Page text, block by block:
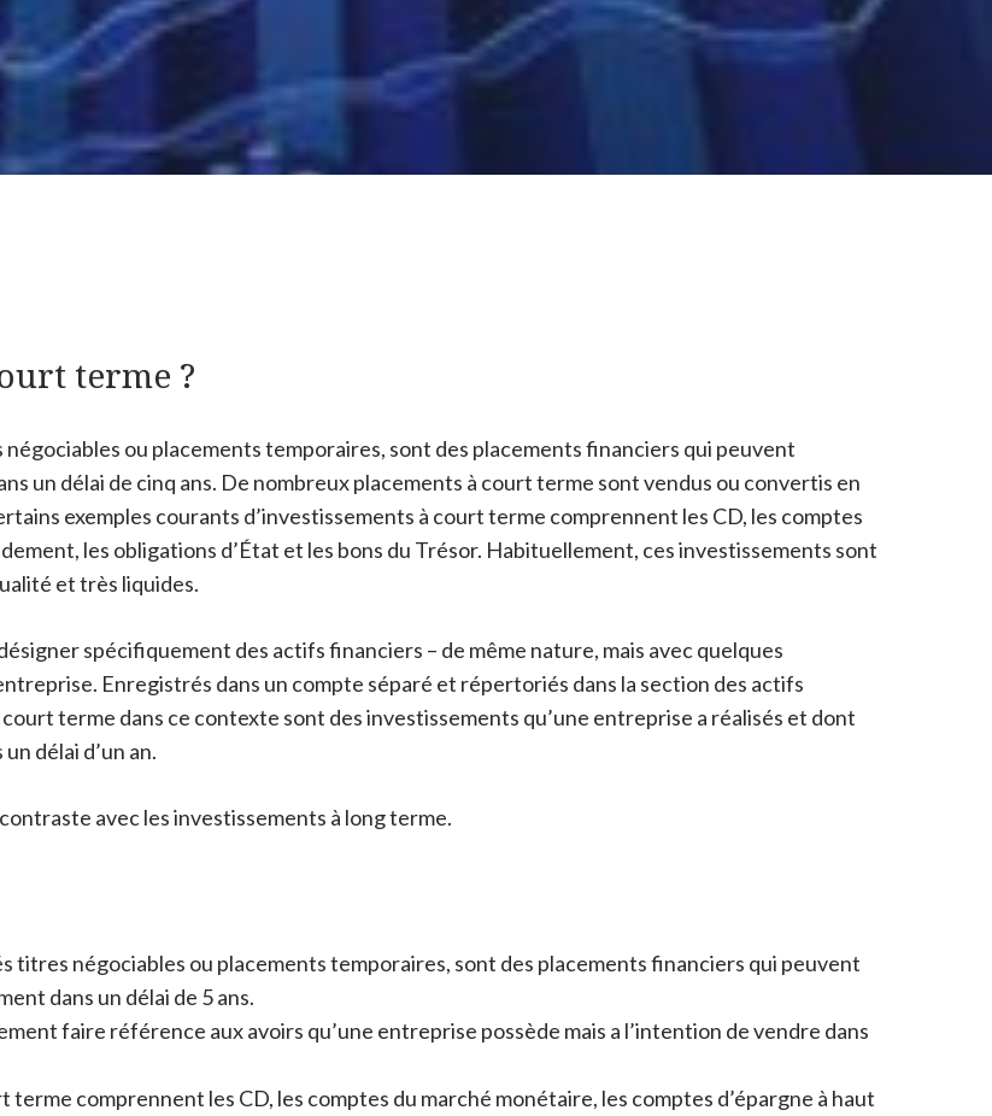
terme ?
ou placements temporaires, sont des placements financiers qui peuvent
un délai de cinq ans. De nombreux placements à court terme sont vendus ou convertis en
exemples courants d’investissements à court terme comprennent les CD, les comptes
les obligations d’État et les bons du Trésor. Habituellement, ces investissements sont
et très liquides.
spécifiquement des actifs financiers – de même nature, mais avec quelques
Enregistrés dans un compte séparé et répertoriés dans la section des actifs
terme dans ce contexte sont des investissements qu’une entreprise a réalisés et dont
délai d’un an.
avec les investissements à long terme.
titres négociables ou placements temporaires, sont des placements financiers qui peuvent
dans un délai de 5 ans.
faire référence aux avoirs qu’une entreprise possède mais a l’intention de vendre dans
terme comprennent les CD, les comptes du marché monétaire, les comptes d’épargne à haut